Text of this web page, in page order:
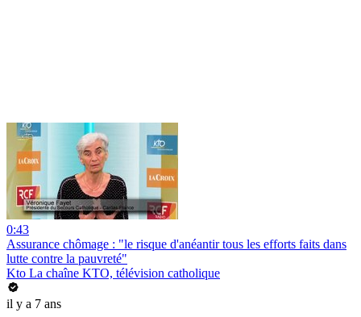
0:43
Assurance chômage : "le risque d'anéantir tous les efforts faits dans
lutte contre la pauvreté"
Kto La chaîne KTO, télévision catholique
il y a 7 ans